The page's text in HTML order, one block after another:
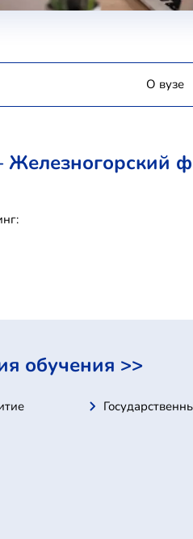
О вузе
обучения >>